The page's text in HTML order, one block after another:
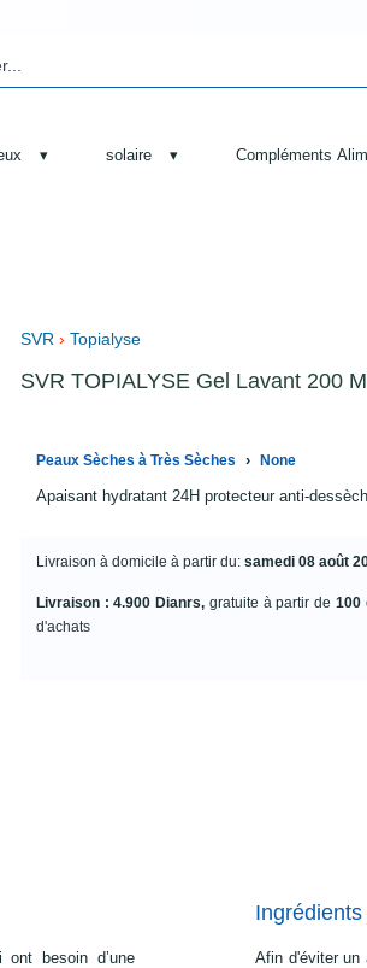
▾ solaire ▾ Compléments
SVR › Topialyse
SVR TOPIALYSE Gel Lavant 200 Ml
Peaux Sèches à Très Sèches › None
Apaisant hydratant 24H protecteur anti-
Livraison à domicile à partir du: samedi 08 août
Livraison : 4.900 Dianrs, gratuite à partir de 100
d'achats
besoin d’une
Afin d'éviter un